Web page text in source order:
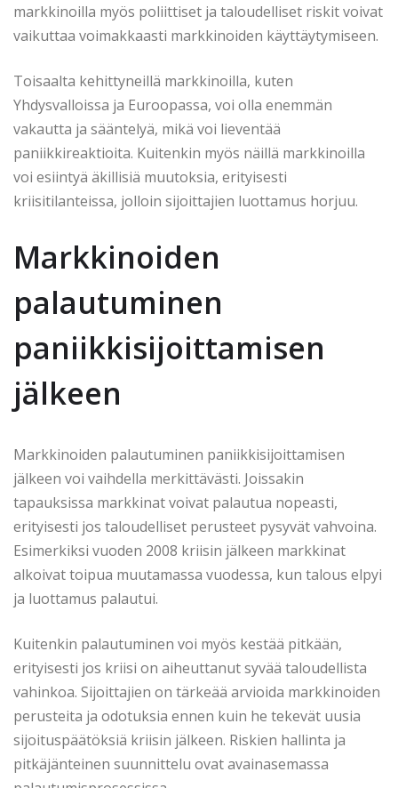
markkinoilla myös poliittiset ja taloudelliset riskit voivat
vaikuttaa voimakkaasti markkinoiden käyttäytymiseen.
Toisaalta kehittyneillä markkinoilla, kuten
Yhdysvalloissa ja Euroopassa, voi olla enemmän
vakautta ja sääntelyä, mikä voi lieventää
paniikkireaktioita. Kuitenkin myös näillä markkinoilla
voi esiintyä äkillisiä muutoksia, erityisesti
kriisitilanteissa, jolloin sijoittajien luottamus horjuu.
Markkinoiden
palautuminen
paniikkisijoittamisen
jälkeen
Markkinoiden palautuminen paniikkisijoittamisen
jälkeen voi vaihdella merkittävästi. Joissakin
tapauksissa markkinat voivat palautua nopeasti,
erityisesti jos taloudelliset perusteet pysyvät vahvoina.
Esimerkiksi vuoden 2008 kriisin jälkeen markkinat
alkoivat toipua muutamassa vuodessa, kun talous elpyi
ja luottamus palautui.
Kuitenkin palautuminen voi myös kestää pitkään,
erityisesti jos kriisi on aiheuttanut syvää taloudellista
vahinkoa. Sijoittajien on tärkeää arvioida markkinoiden
perusteita ja odotuksia ennen kuin he tekevät uusia
sijoituspäätöksiä kriisin jälkeen. Riskien hallinta ja
pitkäjänteinen suunnittelu ovat avainasemassa